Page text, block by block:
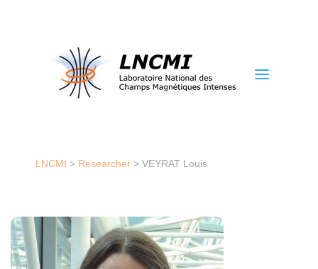
a
LNCMI > Researcher> VEYRAT Louis